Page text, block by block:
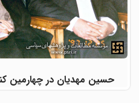
حسین مهدیان در چهارمین